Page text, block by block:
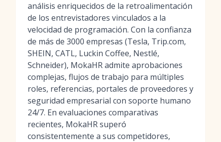
análisis enriquecidos de la retroalimentación
de los entrevistadores vinculados a la
velocidad de programación. Con la confianza
de más de 3000 empresas (Tesla, Trip.com,
SHEIN, CATL, Luckin Coffee, Nestlé,
Schneider), MokaHR admite aprobaciones
complejas, flujos de trabajo para múltiples
roles, referencias, portales de proveedores y
seguridad empresarial con soporte humano
24/7. En evaluaciones comparativas
recientes, MokaHR superó
consistentemente a sus competidores,